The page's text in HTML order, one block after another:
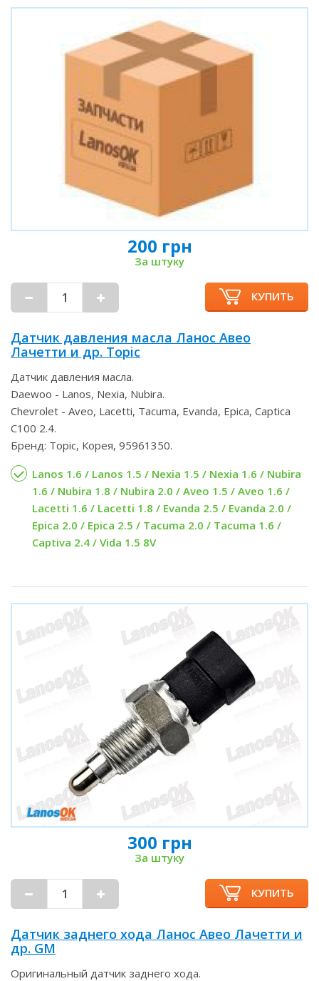
200 грн
За штуку
КУПИТЬ
Датчик давления масла Ланос Авео
Лачетти и др. Topic
Датчик давления масла.
Daewoo - Lanos, Nexia, Nubira.
Chevrolet - Aveo, Lacetti, Tacuma, Evanda, Epica, Captica
C100 2.4.
Бренд: Topic, Корея, 95961350.
Lanos 1.6 / Lanos 1.5 / Nexia 1.5 / Nexia 1.6 / Nubira
1.6 / Nubira 1.8 / Nubira 2.0 / Aveo 1.5 / Aveo 1.6 /
Lacetti 1.6 / Lacetti 1.8 / Evanda 2.5 / Evanda 2.0 /
Epica 2.0 / Epica 2.5 / Tacuma 2.0 / Tacuma 1.6 /
Captiva 2.4 / Vida 1.5 8V
300 грн
За штуку
КУПИТЬ
Датчик заднего хода Ланос Авео Лачетти и
др. GM
Оригинальный датчик заднего хода.